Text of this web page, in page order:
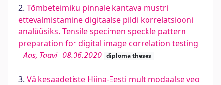
2. Tõmbeteimiku pinnale kantava mustri
ettevalmistamine digitaalse pildi korrelatsiooni
analüüsiks. Tensile specimen speckle pattern
preparation for digital image correlation testing
Aas, Taavi 08.06.2020 diploma theses
3. Väikesaadetiste Hiina-Eesti multimodaalse veo